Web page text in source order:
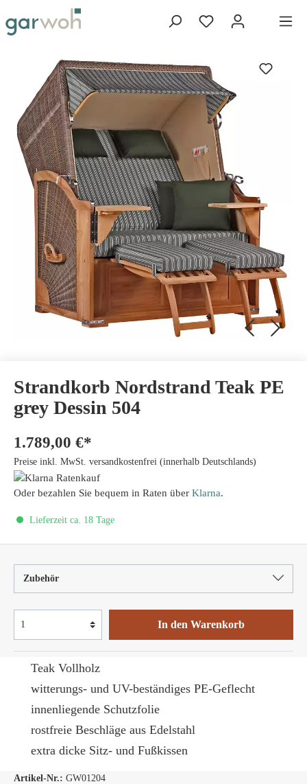
Strandkorb Nordstrand Teak PE
grey Dessin 504
Teak Vollholz
witterungs- und UV-beständiges PE-Geflecht
innenliegende Schutzfolie
rostfreie Beschläge aus Edelstahl
extra dicke Sitz- und Fußkissen
1.789,00 €*
Preise inkl. MwSt. versandkostenfrei (innerhalb Deutschlands)
Oder bezahlen Sie bequem in Raten über Klarna.
Lieferzeit ca. 18 Tage
Zubehör
In den Warenkorb
Artikel-Nr.: GW01204